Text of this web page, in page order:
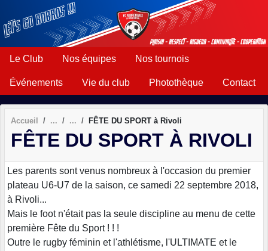
Le Club Nos équipes Nos tournois
Événements Vie du club Photothèque Contact
Accueil FÊTE DU SPORT à Rivoli
FÊTE DU SPORT À RIVOLI
Les parents sont venus nombreux à l'occasion du premier
plateau U6-U7 de la saison, ce samedi 22 septembre 2018,
à Rivoli...
Mais le foot n'était pas la seule discipline au menu de cette
première Fête du Sport ! ! !
Outre le rugby féminin et l'athlétisme, l'ULTIMATE et le
Panneau de gestion des cookies